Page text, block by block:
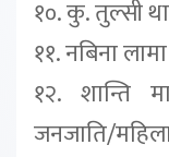
१०. कु. तुल्सी
११. नबिना
१२. शान्ति
जनजाति/